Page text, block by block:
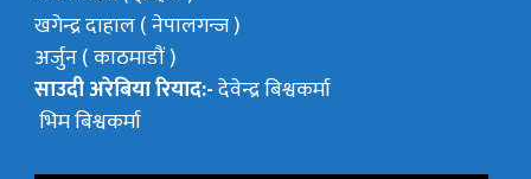
खगेन्द्र दाहाल ( नेपालगन्ज )
अर्जुन ( काठमाडौं )
साउदी अरेबिया रियाद:-देवेन्द्र बिश्वकर्मा
भिम बिश्वकर्मा